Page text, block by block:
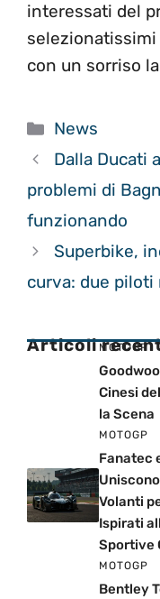
interessati del
con un sorriso
Categorie
News
Dalla Ducati
problemi di
funzionando
Superbike,
curva: due piloti
Articoli MOTOGP
Cinesi
la Scena
MOTOGP
Fanatec
Volanti
Ispirati
Sportive
MOTOGP
Bentley